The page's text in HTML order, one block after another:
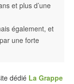
et plus d’une
également, et
une forte
dédié La Grappe